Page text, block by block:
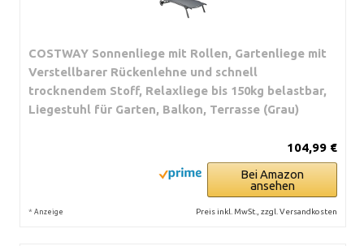
COSTWAY Sonnenliege mit Rollen, Gartenliege mit
Verstellbarer Rückenlehne und schnell
trocknendem Stoff, Relaxliege bis 150kg belastbar,
Liegestuhl für Garten, Balkon, Terrasse (Grau)
104,99 €
Bei Amazon
ansehen
* Anzeige Preis inkl. MwSt., zzgl. Versandkosten